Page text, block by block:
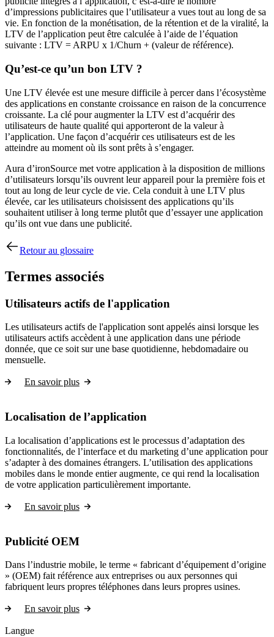
d’impressions publicitaires que l’utilisateur a vues tout au long de sa
vie. En fonction de la monétisation, de la rétention et de la viralité, la
LTV de l’application peut être calculée à l’aide de l’équation
suivante : LTV = ARPU x 1/Churn + (valeur de référence).
Qu’est-ce qu’un bon LTV ?
Une LTV élevée est une mesure difficile à percer dans l’écosystème
des applications en constante croissance en raison de la concurrence
croissante. La clé pour augmenter la LTV est d’acquérir des
utilisateurs de haute qualité qui apporteront de la valeur à
l’application. Une façon d’acquérir ces utilisateurs est de les
atteindre au moment où ils sont prêts à s’engager.
Aura d’ironSource met votre application à la disposition de millions
d’utilisateurs lorsqu’ils ouvrent leur appareil pour la première fois et
tout au long de leur cycle de vie. Cela conduit à une LTV plus
élevée, car les utilisateurs choisissent des applications qu’ils
souhaitent utiliser à long terme plutôt que d’essayer une application
qu’ils ont vue dans une publicité.
Retour au glossaire
Termes associés
Utilisateurs actifs de l'application
Les utilisateurs actifs de l'application sont appelés ainsi lorsque les
utilisateurs actifs accèdent à une application dans une période
donnée, que ce soit sur une base quotidienne, hebdomadaire ou
mensuelle.
En savoir plus
Localisation de l’application
La localisation d’applications est le processus d’adaptation des
fonctionnalités, de l’interface et du marketing d’une application pour
s’adapter à des domaines étrangers. L’utilisation des applications
mobiles dans le monde entier augmente, ce qui rend la localisation
de votre application particulièrement importante.
En savoir plus
Publicité OEM
Dans l’industrie mobile, le terme « fabricant d’équipement d’origine
» (OEM) fait référence aux entreprises ou aux personnes qui
fabriquent leurs propres téléphones dans leurs propres usines.
En savoir plus
Langue